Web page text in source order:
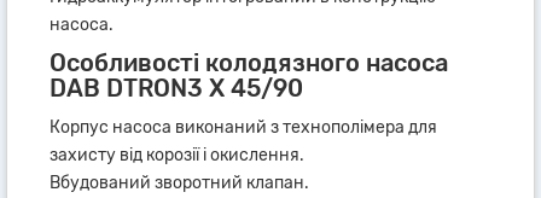
насоса.
Особливості колодязного насоса
DAB DTRON3 X 45/90
Корпус насоса виконаний з технополімера для
захисту від корозії і окислення.
Вбудований зворотний клапан.